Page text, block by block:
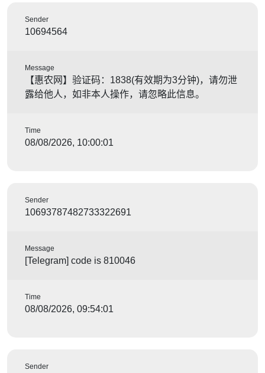
Sender
10694564
Message
【惠农网】验证码：1838(有效期为3分钟)，请勿泄
露给他人，如非本人操作，请忽略此信息。
Time
08/08/2026, 10:00:01
Sender
10693787482733322691
Message
[Telegram] code is 810046
Time
08/08/2026, 09:54:01
Sender